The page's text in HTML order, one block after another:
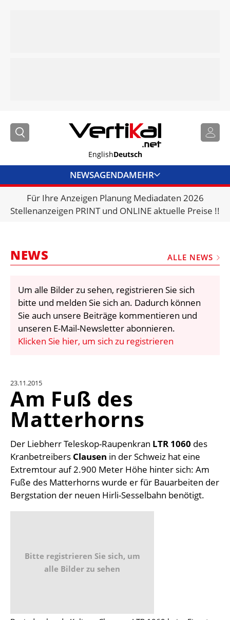
EnglishDeutsch
NEWSAGENDAMEHR
BRANCHENLINKS
VERMIETER
VIDEOS
BIBLIOTHEK
KRAN & BÜHNE
EINHEITENKONVERTER
KONTAKT
Für Ihre Anzeigen Planung Mediadaten 2026
Stellenanzeigen PRINT und ONLINE aktuelle Preise !!
NEWS ALLE NEWS
Um alle Bilder zu sehen, registrieren Sie sich
bitte und melden Sie sich an. Dadurch können
Sie auch unsere Beiträge kommentieren und
unseren E-Mail-Newsletter abonnieren.
Klicken Sie hier, um sich zu registrieren
23.11.2015
Am Fuß des
Matterhorns
Der Liebherr Teleskop-Raupenkran LTR 1060 des
Kranbetreibers Clausen in der Schweiz hat eine
Extremtour auf 2.900 Meter Höhe hinter sich: Am
Fuße des Matterhorns wurde er für Bauarbeiten der
Bergstation der neuen Hirli-Sesselbahn benötigt.
Bitte registrieren Sie sich, um
alle Bilder zu sehen